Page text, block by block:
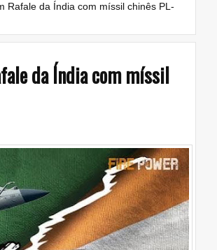
Rafale da Índia com míssil chinês PL-
da Índia com míssil